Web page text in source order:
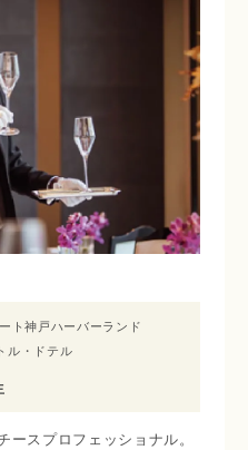
ト神戸ハーバーランド
ル・ドテル
スプロフェッショナル。